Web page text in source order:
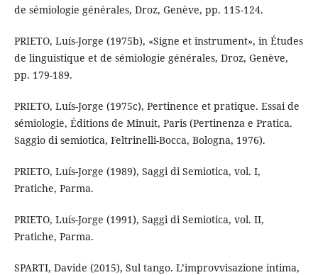
de sémiologie générales, Droz, Genève, pp. 115-124.
PRIETO, Luís-Jorge (1975b), «Signe et instrument», in Études
de linguistique et de sémiologie générales, Droz, Genève,
pp. 179-189.
PRIETO, Luís-Jorge (1975c), Pertinence et pratique. Essai de
sémiologie, Éditions de Minuit, Paris (Pertinenza e Pratica.
Saggio di semiotica, Feltrinelli-Bocca, Bologna, 1976).
PRIETO, Luís-Jorge (1989), Saggi di Semiotica, vol. I,
Pratiche, Parma.
PRIETO, Luís-Jorge (1991), Saggi di Semiotica, vol. II,
Pratiche, Parma.
SPARTI, Davide (2015), Sul tango. L’improvvisazione intima,